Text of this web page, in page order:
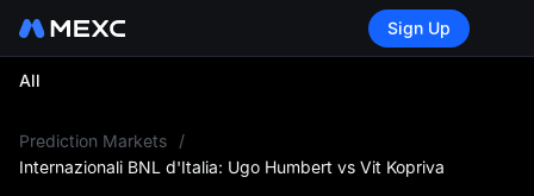
Sign Up
All
Prediction Markets
/
Internazionali BNL d'Italia: Ugo Humbert vs Vit Kopriva